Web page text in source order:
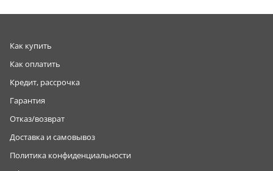
Как купить
Как оплатить
Кредит, рассрочка
Гарантия
Отказ/возврат
Доставка и самовывоз
Политика конфиденциальности